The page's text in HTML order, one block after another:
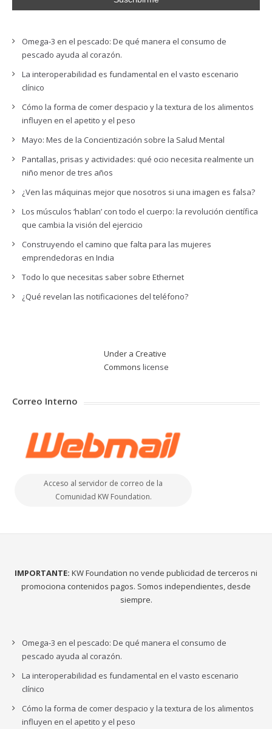
Omega-3 en el pescado: De qué manera el consumo de
pescado ayuda al corazón.
La interoperabilidad es fundamental en el vasto escenario
clínico
Cómo la forma de comer despacio y la textura de los alimentos
influyen en el apetito y el peso
Mayo: Mes de la Concientización sobre la Salud Mental
Pantallas, prisas y actividades: qué ocio necesita realmente un
niño menor de tres años
¿Ven las máquinas mejor que nosotros si una imagen es falsa?
Los músculos ‘hablan’ con todo el cuerpo: la revolución científica
que cambia la visión del ejercicio
Construyendo el camino que falta para las mujeres
emprendedoras en India
Todo lo que necesitas saber sobre Ethernet
¿Qué revelan las notificaciones del teléfono?
Under a Creative
Commons license
Correo Interno
Acceso al servidor de correo de la
Comunidad KW Foundation.
IMPORTANTE: KW Foundation no vende publicidad de terceros ni
promociona contenidos pagos. Somos independientes, desde
siempre.
Omega-3 en el pescado: De qué manera el consumo de
pescado ayuda al corazón.
La interoperabilidad es fundamental en el vasto escenario
clínico
Cómo la forma de comer despacio y la textura de los alimentos
influyen en el apetito y el peso